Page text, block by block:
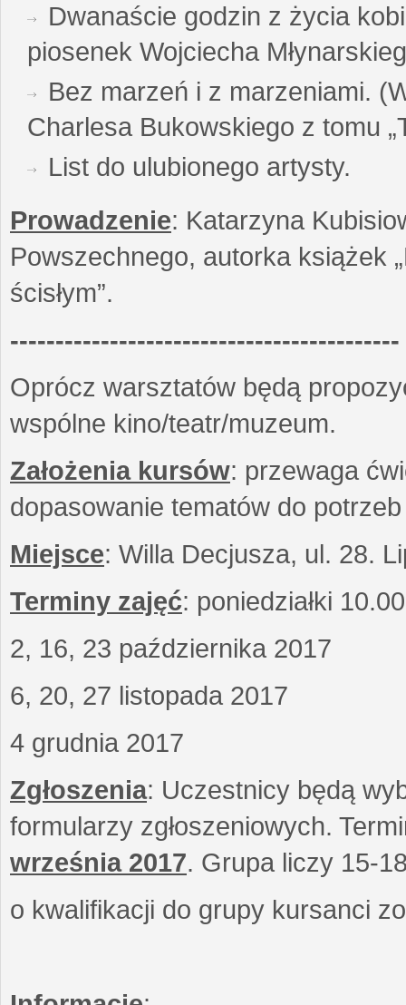
Dwanaście godzin z życia
piosenek Wojciecha
Bez marzeń i z marzeniami.
Charlesa Bukowskiego z tomu
List do ulubionego artysty.
Prowadzenie: Katarzyna
Powszechnego, autorka książek
ścisłym”.
-------------------------------------------
Oprócz warsztatów będą
wspólne kino/teatr/muzeum.
Założenia kursów: przewaga
dopasowanie tematów do
Miejsce: Willa Decjusza, ul. 28.
Terminy zajęć: poniedziałki
2, 16, 23 października 2017
6, 20, 27 listopada 2017
4 grudnia 2017
Zgłoszenia: Uczestnicy będą
formularzy zgłoszeniowych.
września 2017. Grupa liczy 15-
o kwalifikacji do grupy kursanci